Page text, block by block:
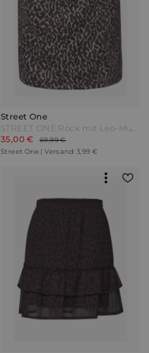
Street One
STREET ONE Rock mit Leo-Muster - molten earth Braun
35,00 €
69,99 €
Street One | Versand: 3,99 €